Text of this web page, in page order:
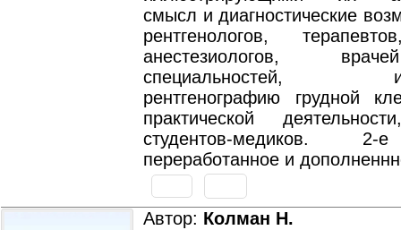
смысл и диагностические
рентгенологов,
анестезиологов,
специальностей,
рентгенографию грудной
практической
студентов-медиков.
переработанное и
Автор: Колман Н.